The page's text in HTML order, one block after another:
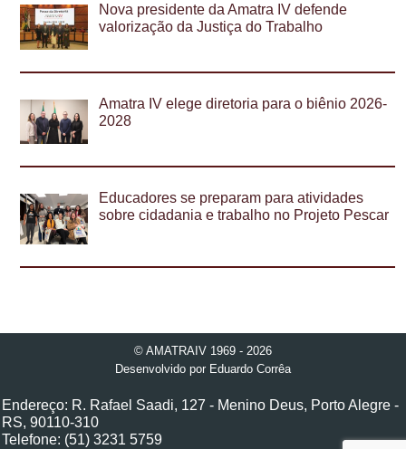
Nova presidente da Amatra IV defende
valorização da Justiça do Trabalho
Amatra IV elege diretoria para o biênio 2026-
2028
Educadores se preparam para atividades
sobre cidadania e trabalho no Projeto Pescar
© AMATRAIV 1969 - 2026
Desenvolvido por Eduardo Corrêa
Endereço: R. Rafael Saadi, 127 - Menino Deus, Porto Alegre -
RS, 90110-310
Telefone: (51) 3231 5759